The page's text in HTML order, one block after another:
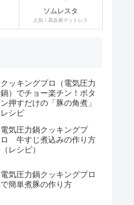
ソムレスタ
人気！高反発マットレス
クッキングプロ（電気圧力
鍋）でチョー楽チン！ボタ
ン押すだけの「豚の角煮」
レシピ
電気圧力鍋クッキングプ
ロ 牛すじ煮込みの作り方
（レシピ）
電気圧力鍋クッキングプロ
で簡単煮豚の作り方